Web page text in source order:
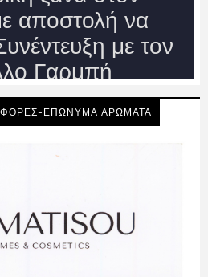
ΕΠΩΝΥΜΑ ΑΡΩΜΑΤΑ